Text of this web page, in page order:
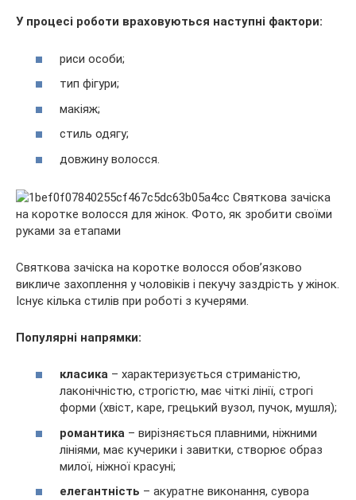
У процесі роботи враховуються наступні фактори:
риси особи;
тип фігури;
макіяж;
стиль одягу;
довжину волосся.
Святкова зачіска на коротке волосся обов’язково
викличе захоплення у чоловіків і пекучу заздрість у жінок.
Існує кілька стилів при роботі з кучерями.
Популярні напрямки:
класика – характеризується стриманістю,
лаконічністю, строгістю, має чіткі лінії, строгі
форми (хвіст, каре, грецький вузол, пучок, мушля);
романтика – вирізняється плавними, ніжними
лініями, має кучерики і завитки, створює образ
милої, ніжної красуні;
елегантність – акуратне виконання, сувора